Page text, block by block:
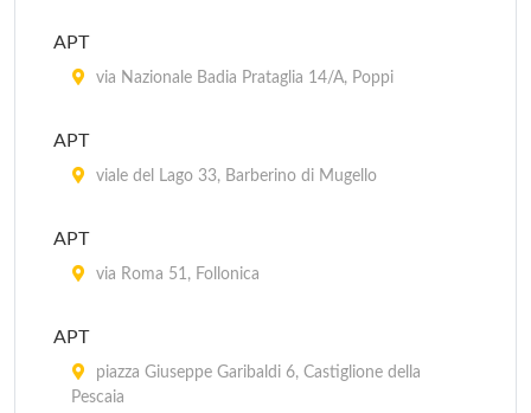
APT
via Nazionale Badia Prataglia 14/A, Poppi
APT
viale del Lago 33, Barberino di Mugello
APT
via Roma 51, Follonica
APT
piazza Giuseppe Garibaldi 6, Castiglione della
Pescaia